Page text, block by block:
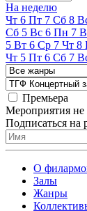
На неделю
Чт 6 Пт 7 Сб 8
Сб 5 Вс 6 Пн 7
5 Вт 6 Ср 7 Чт 8
Чт 5 Пт 6 Сб 7
Премьера
Мероприятия
Подписаться на
О
Залы
Жанры